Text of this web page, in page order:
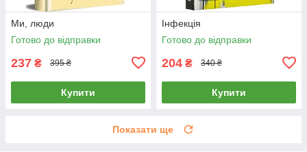
Ми, люди
Готово до відправки
237 ₴ 395 ₴
Купити
Інфекція
Готово до відправки
204 ₴ 340 ₴
Купити
Показати ще